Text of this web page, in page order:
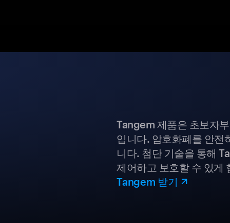
Tangem 제품은 초보자
입니다. 암호화폐를 안전
니다. 첨단 기술을 통해
제어하고 보호할 수 있게
Tangem 받기